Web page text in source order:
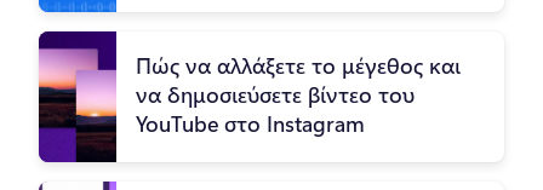
Πώς να αλλάξετε το μέγεθος και
να δημοσιεύσετε βίντεο του
YouTube στο Instagram